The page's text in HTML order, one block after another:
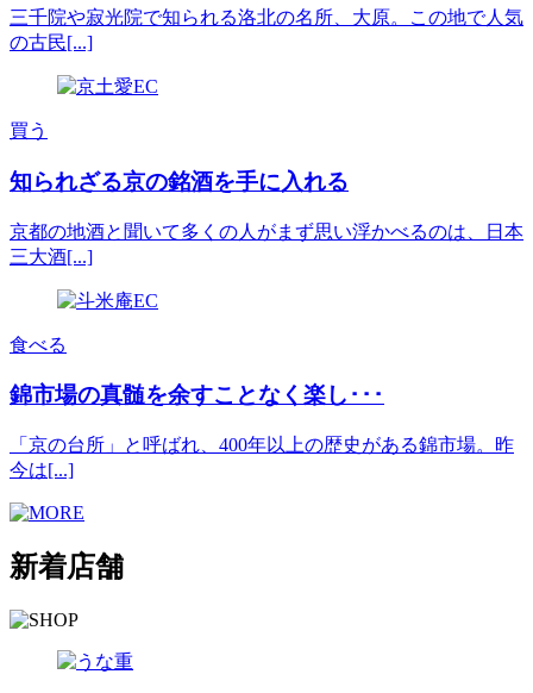
三千院や寂光院で知られる洛北の名所、大原。この地で人気
の古民[...]
買う
知られざる京の銘酒を手に入れる
京都の地酒と聞いて多くの人がまず思い浮かべるのは、日本
三大酒[...]
食べる
錦市場の真髄を余すことなく楽し･･･
「京の台所」と呼ばれ、400年以上の歴史がある錦市場。昨
今は[...]
新着店舗